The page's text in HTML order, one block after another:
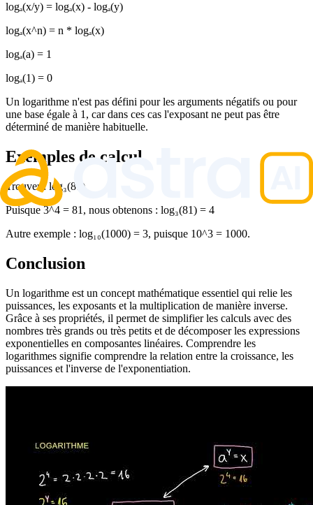
logₐ(x/y) = logₐ(x) - logₐ(y)
logₐ(x^n) = n * logₐ(x)
logₐ(a) = 1
logₐ(1) = 0
Un logarithme n'est pas défini pour les arguments négatifs ou pour
une base égale à 1, car dans ces cas l'exposant ne peut pas être
déterminé de manière habituelle.
Exemples de calcul
Trouver : log₃(81)
Puisque 3^4 = 81, nous obtenons : log₃(81) = 4
Autre exemple : log₁₀(1000) = 3, puisque 10^3 = 1000.
Conclusion
Un logarithme est un concept mathématique essentiel qui relie les
puissances, les exposants et la multiplication de manière inverse.
Grâce à ses propriétés, il permet de simplifier les calculs avec des
nombres très grands ou très petits et de décomposer les expressions
exponentielles en composantes linéaires. Comprendre les
logarithmes signifie comprendre la relation entre la croissance, les
puissances et l'inverse de l'exponentiation.